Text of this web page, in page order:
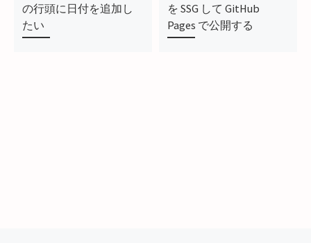
の行頭に日付を追加し
たい
を SSG して GitHub
Pages で公開する